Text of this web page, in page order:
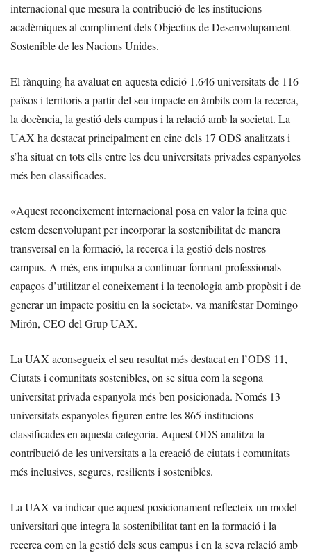
internacional que mesura la contribució de les institucions
acadèmiques al compliment dels Objectius de Desenvolupament
Sostenible de les Nacions Unides.
El rànquing ha avaluat en aquesta edició 1.646 universitats de 116
països i territoris a partir del seu impacte en àmbits com la recerca,
la docència, la gestió dels campus i la relació amb la societat. La
UAX ha destacat principalment en cinc dels 17 ODS analitzats i
s’ha situat en tots ells entre les deu universitats privades espanyoles
més ben classificades.
«Aquest reconeixement internacional posa en valor la feina que
estem desenvolupant per incorporar la sostenibilitat de manera
transversal en la formació, la recerca i la gestió dels nostres
campus. A més, ens impulsa a continuar formant professionals
capaços d’utilitzar el coneixement i la tecnologia amb propòsit i de
generar un impacte positiu en la societat», va manifestar Domingo
Mirón, CEO del Grup UAX.
La UAX aconsegueix el seu resultat més destacat en l’ODS 11,
Ciutats i comunitats sostenibles, on se situa com la segona
universitat privada espanyola més ben posicionada. Només 13
universitats espanyoles figuren entre les 865 institucions
classificades en aquesta categoria. Aquest ODS analitza la
contribució de les universitats a la creació de ciutats i comunitats
més inclusives, segures, resilients i sostenibles.
La UAX va indicar que aquest posicionament reflecteix un model
universitari que integra la sostenibilitat tant en la formació i la
recerca com en la gestió dels seus campus i en la seva relació amb